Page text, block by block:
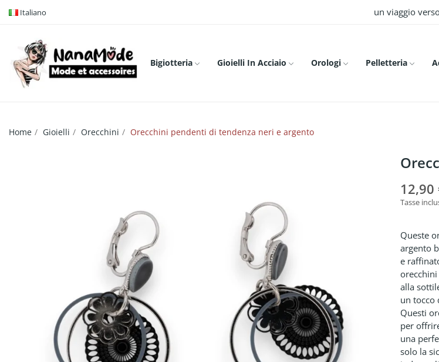
Italiano un viaggio
Bigiotteria Gioielli In Acciaio Orologi Pelletteria
Home Gioielli Orecchini Orecchini pendenti di tendenza neri e argento
12,90
Tasse
Queste
argento
e
alla
un tocco
Questi
per
una
solo la